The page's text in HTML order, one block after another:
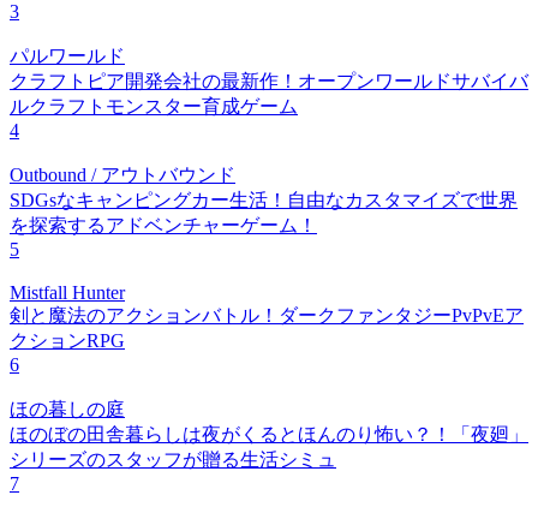
3
パルワールド
クラフトピア開発会社の最新作！オープンワールドサバイバ
ルクラフトモンスター育成ゲーム
4
Outbound / アウトバウンド
SDGsなキャンピングカー生活！自由なカスタマイズで世界
を探索するアドベンチャーゲーム！
5
Mistfall Hunter
剣と魔法のアクションバトル！ダークファンタジーPvPvEア
クションRPG
6
ほの暮しの庭
ほのぼの田舎暮らしは夜がくるとほんのり怖い？！「夜廻」
シリーズのスタッフが贈る生活シミュ
7